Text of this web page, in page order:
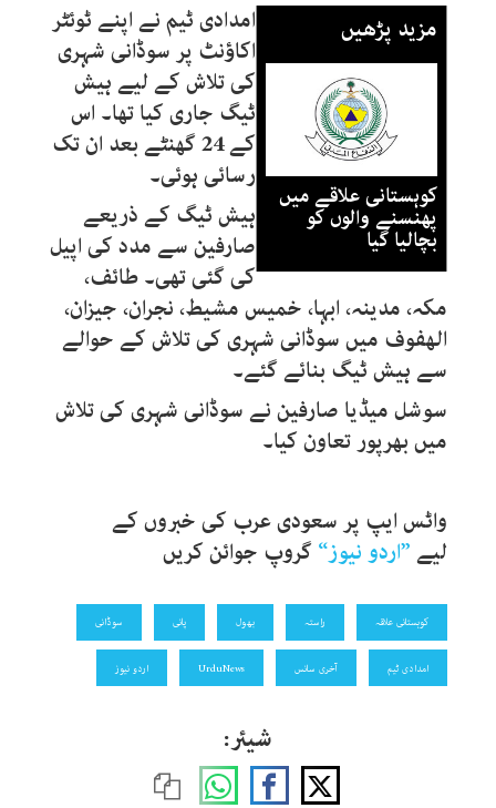
مزید پڑھیں
کوہستانی علاقے میں
پھنسنے والوں کو
بچالیا گیا
امدادی ٹیم نے اپنے ٹوئٹر
اکاؤنٹ پر سوڈانی شہری
کی تلاش کے لیے ہیش
ٹیگ جاری کیا تھا۔ اس
کے 24 گھنٹے بعد ان تک
رسائی ہوئی۔
ہیش ٹیگ کے ذریعے
صارفین سے مدد کی اپیل
کی گئی تھی۔ طائف،
مکہ، مدینہ، ابہا، خمیس مشیط، نجران، جیزان،
الھفوف میں سوڈانی شہری کی تلاش کے حوالے
سے ہیش ٹیگ بنائے گئے۔
سوشل میڈیا صارفین نے سوڈانی شہری کی تلاش
میں بھرپور تعاون کیا۔
واٹس ایپ پر سعودی عرب کیخبروں کے
لیے”اردو نیوز“گروپ جوائن کریں
کوہستانی علاقہ راستہ بھول پانی سوڈانی
امدادی ٹیم آخری سانس UrduNews اردو نیوز
شیئر: